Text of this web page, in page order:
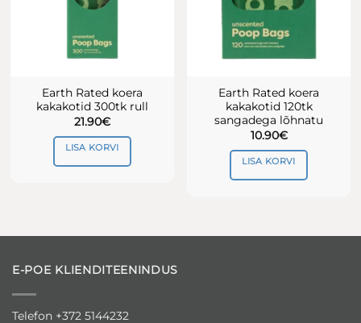
Earth Rated koera
kakakotid 300tk rull
21.90€
LISA KORVI
Earth Rated koera
kakakotid 120tk
sangadega lõhnatu
10.90€
LISA KORVI
E-POE KLIENDITEENINDUS
Telefon +372 5144232